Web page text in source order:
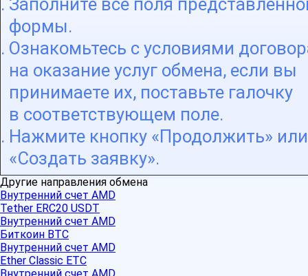
Заполните все поля
формы.
Ознакомьтесь с условиями
на оказание услуг обмена, если вы
принимаете их, поставьте галочку
в соответствующем поле.
Нажмите кнопку «Продолжить» или
«Создать заявку».
Другие направления обмена
Внутренний счет AMD
Tether ERC20 USDT
Внутренний счет AMD
Биткоин BTC
Внутренний счет AMD
Ether Classic ETC